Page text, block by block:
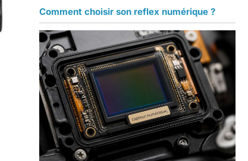
Comment choisir son reflex numérique ?